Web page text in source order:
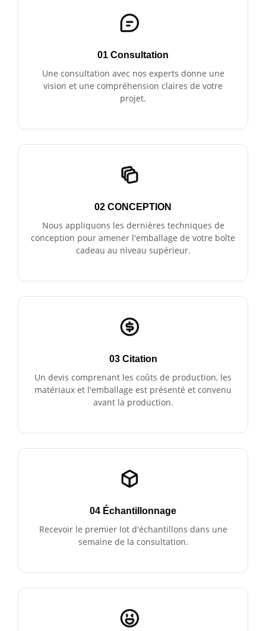
01 Consultation
Une consultation avec nos experts donne une
vision et une compréhension claires de votre
projet.
02 CONCEPTION
Nous appliquons les dernières techniques de
conception pour amener l'emballage de votre boîte
cadeau au niveau supérieur.
03 Citation
Un devis comprenant les coûts de production, les
matériaux et l'emballage est présenté et convenu
avant la production.
04 Échantillonnage
Recevoir le premier lot d'échantillons dans une
semaine de la consultation.